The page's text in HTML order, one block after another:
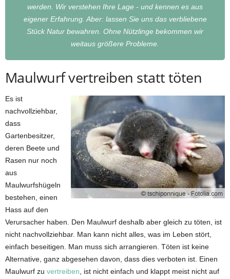
werden. Wir verstehen Ihre Lage - und kennen es aus
eigener Erfahrung. Aber: lassen Sie uns das verbliebene
Stück Natur bewahren. Ohne Nützlinge bekommen wir
weitaus größere Probleme.
Maulwurf vertreiben statt töten
Es ist
nachvollziehbar,
dass
Gartenbesitzer,
deren Beete und
Rasen nur noch
aus
Maulwurfshügeln
bestehen, einen
Hass auf den
Verursacher haben. Den Maulwurf deshalb aber gleich zu töten, ist
nicht nachvollziehbar. Man kann nicht alles, was im Leben stört,
einfach beseitigen. Man muss sich arrangieren. Töten ist keine
Alternative, ganz abgesehen davon, dass dies verboten ist. Einen
Maulwurf zu vertreiben , ist nicht einfach und klappt meist nicht auf